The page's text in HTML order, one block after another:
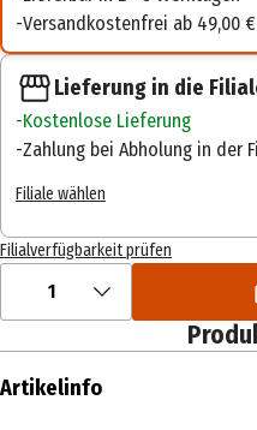
Versandkostenfrei ab 49,00 €
Lieferung in die
Kostenlose Lieferung
Zahlung bei Abholung in der
Filiale wählen
Filialverfügbarkeit prüfen
1
Artikelinfo